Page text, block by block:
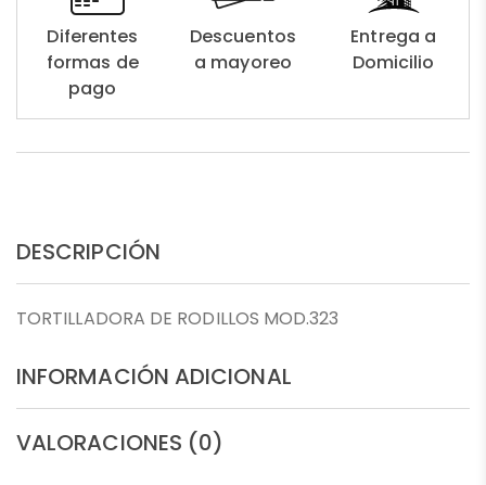
Diferentes
formas de
pago
Descuentos
a mayoreo
Entrega a
Domicilio
DESCRIPCIÓN
TORTILLADORA DE RODILLOS MOD.323
INFORMACIÓN ADICIONAL
VALORACIONES (0)